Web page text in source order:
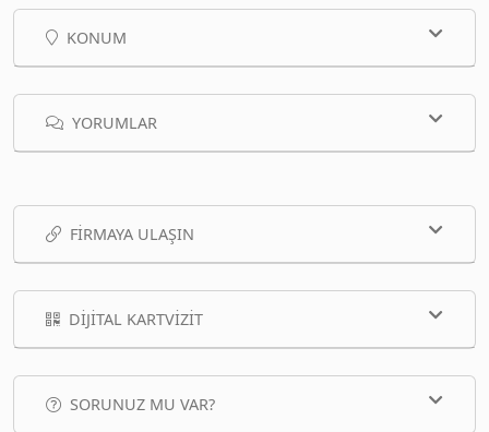
KONUM
YORUMLAR
FIRMAYA ULAŞIN
DIJITAL KARTVIZIT
SORUNUZ MU VAR?